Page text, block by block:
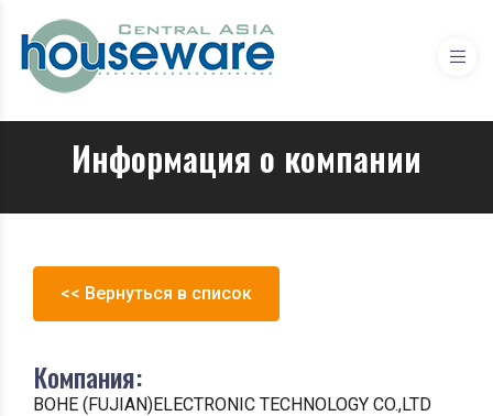
Информация о компании
<< Вернуться в список
Компания:
BOHE (FUJIAN)ELECTRONIC TECHNOLOGY CO.,LTD